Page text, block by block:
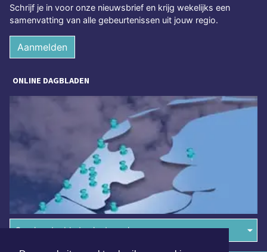
Schrijf je in voor onze nieuwsbrief en krijg wekelijks een
samenvatting van alle gebeurtenissen uit jouw regio.
Aanmelden
ONLINE DAGBLADEN
Overige dagbladen in de regio